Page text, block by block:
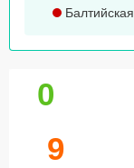
Балтийская
0
9